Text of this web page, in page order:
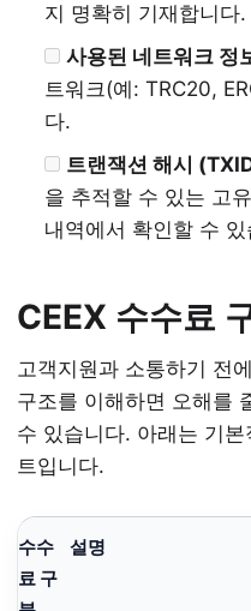
지 명확히 기재합니다.
사용된 네트워크 정
트워크(예: TRC20,
다.
트랜잭션 해시
을 추적할 수 있는 고
내역에서 확인할 수 있
CEEX 수수료
고객지원과 소통하기 전
구조를 이해하면 오해를
수 있습니다. 아래는 기
트입니다.
수수
료 구
설명